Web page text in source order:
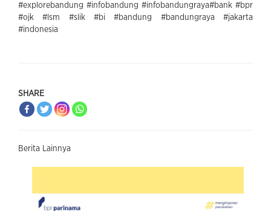
#explorebandung #infobandung #infobandungraya#bank #bpr
#ojk #lsm #slik #bi #bandung #bandungraya #jakarta
#indonesia
SHARE
Berita Lainnya